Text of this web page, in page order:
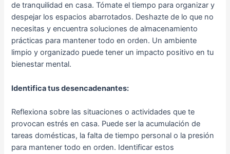
de tranquilidad en casa. Tómate el tiempo para organizar y
despejar los espacios abarrotados. Deshazte de lo que no
necesitas y encuentra soluciones de almacenamiento
prácticas para mantener todo en orden. Un ambiente
limpio y organizado puede tener un impacto positivo en tu
bienestar mental.
Identifica tus desencadenantes:
Reflexiona sobre las situaciones o actividades que te
provocan estrés en casa. Puede ser la acumulación de
tareas domésticas, la falta de tiempo personal o la presión
para mantener todo en orden. Identificar estos